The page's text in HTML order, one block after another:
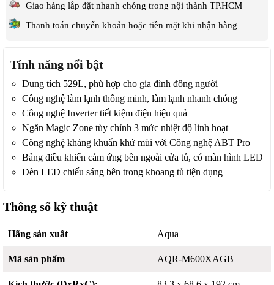
Giao hàng lắp đặt nhanh chóng trong nội thành TP.HCM
Thanh toán chuyển khoản hoặc tiền mặt khi nhận hàng
Tính năng nổi bật
Dung tích 529L, phù hợp cho gia đình đông người
Công nghệ làm lạnh thông minh, làm lạnh nhanh chóng
Công nghệ Inverter tiết kiệm điện hiệu quả
Ngăn Magic Zone tùy chỉnh 3 mức nhiệt độ linh hoạt
Công nghệ kháng khuẩn khử mùi với Công nghệ ABT Pro
Bảng điều khiển cảm ứng bên ngoài cửa tủ, có màn hình LED
Đèn LED chiếu sáng bên trong khoang tủ tiện dụng
Thông số kỹ thuật
Hãng sản xuất Aqua
Mã sản phẩm AQR-M600XAGB